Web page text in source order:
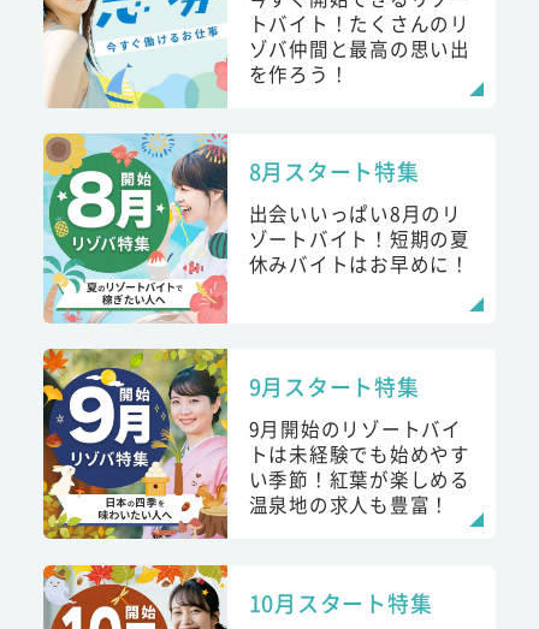
トバイト！たくさんのリ
ゾバ仲間と最高の思い出
を作ろう！
8月スタート特集
出会いいっぱい8月のリ
ゾートバイト！短期の夏
休みバイトはお早めに！
9月スタート特集
9月開始のリゾートバイ
トは未経験でも始めやす
い季節！紅葉が楽しめる
温泉地の求人も豊富！
10月スタート特集